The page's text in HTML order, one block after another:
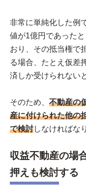
非常に単純化した例
値が1億円であった
おり、その抵当権で
る場合、たとえ仮差
済しか受けられない
そのため、 不動産の
産に付けられた他の
で検討しなければな
収益不動産の場
押えも検討する